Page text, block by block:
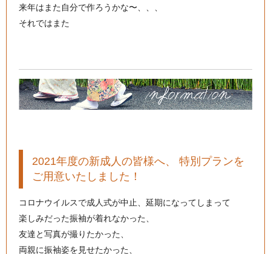
来年はまた自分で作ろうかな〜、、、
それではまた
2021年度の新成人の皆様へ、 特別プランを
ご用意いたしました！
コロナウイルスで成人式が中止、延期になってしまって
楽しみだった振袖が着れなかった、
友達と写真が撮りたかった、
両親に振袖姿を見せたかった、